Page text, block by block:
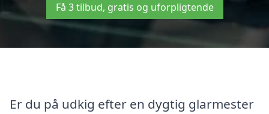
Få 3 tilbud, gratis og uforpligtende
Er du på udkig efter en dygtig glarmester